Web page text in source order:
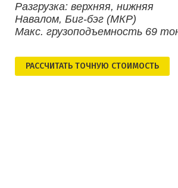
Разгрузка: верхняя, нижняя
Навалом, Биг-бэг (МКР)
Макс. грузоподъемность 69
РАСCЧИТАТЬ ТОЧНУЮ СТОИМОСТЬ